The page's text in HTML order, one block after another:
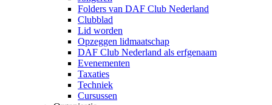
Folders van DAF Club Nederland
Clubblad
Lid worden
Opzeggen lidmaatschap
DAF Club Nederland als erfgenaam
Evenementen
Taxaties
Techniek
Cursussen